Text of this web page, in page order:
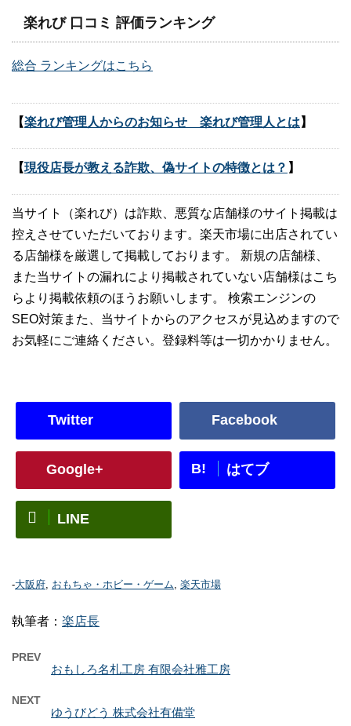
楽れび 口コミ 評価ランキング
総合 ランキングはこちら
【楽れび管理人からのお知らせ 楽れび管理人とは 】
【現役店長が教える詐欺、偽サイトの特徴とは？ 】
当サイト（楽れび）は詐欺、悪質な店舗様のサイト掲載は
控えさせていただいております。楽天市場に出店されてい
る店舗様を厳選して掲載しております。 新規の店舗様、
また当サイトの漏れにより掲載されていない店舗様はこち
らより掲載依頼のほうお願いします。 検索エンジンの
SEO対策また、当サイトからのアクセスが見込めますので
お気軽にご連絡ください。登録料等は一切かかりません。
Twitter Facebook
Google+ B! はてブ
LINE
-大阪府, おもちゃ・ホビー・ゲーム, 楽天市場
執筆者： 楽店長
PREV
おもしろ名札工房 有限会社雅工房
NEXT
ゆうびどう 株式会社有備堂